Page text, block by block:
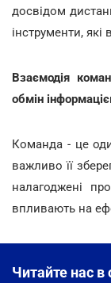
досвідом
інструменти,
Взаємодія
обмін
Команда - це
важливо її
налагоджені
впливають на
Читайте нас